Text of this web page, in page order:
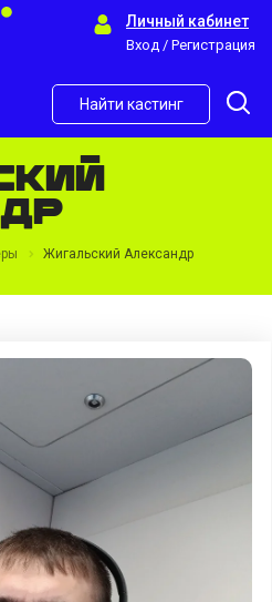
Личный кабинет
Вход / Регистрация
Найти кастинг
Жигальский Александр